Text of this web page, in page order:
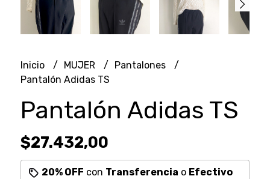
Inicio MUJER
Pantalones
Pantalón Adidas TS
Pantalón Adidas TS
$27.432,00
20% OFF con Transferencia o Efectivo